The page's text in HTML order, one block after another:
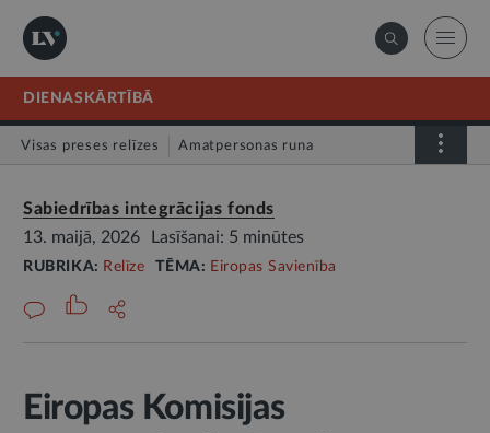
DIENASKĀRTĪBĀ
Visas preses relīzes Amatpersonas runa
Sabiedrības integrācijas fonds
13. maijā, 2026
Lasīšanai: 5 minūtes
RUBRIKA: Relīze TĒMA: Eiropas Savienība
Eiropas Komisijas